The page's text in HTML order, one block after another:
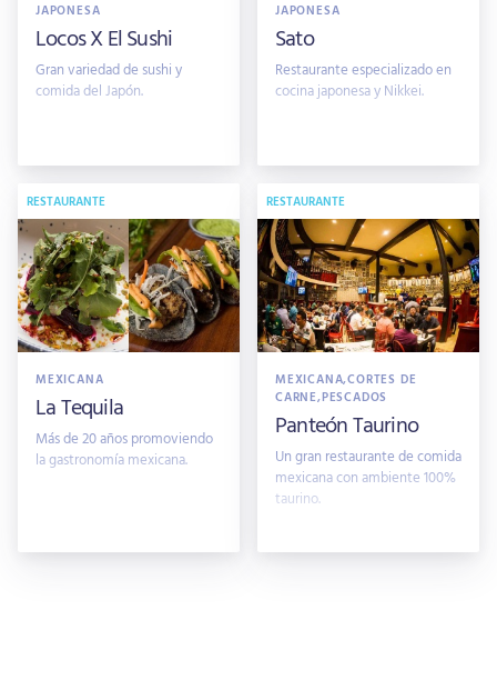
JAPONESA
Locos X El Sushi
Gran variedad de sushi y
comida del Japón.
JAPONESA
Sato
Restaurante especializado en
cocina japonesa y Nikkei.
RESTAURANTE
MEXICANA
La Tequila
Más de 20 años promoviendo
la gastronomía mexicana.
RESTAURANTE
MEXICANA,CORTES DE
CARNE,PESCADOS
Panteón Taurino
Un gran restaurante de comida
mexicana con ambiente 100%
taurino.